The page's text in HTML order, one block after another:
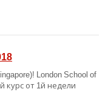
London School of
курс от 1й недели